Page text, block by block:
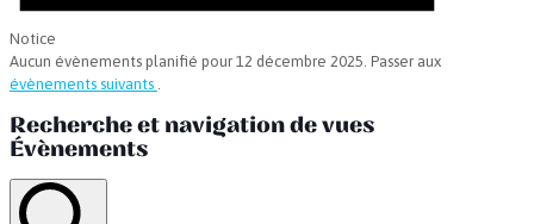
Notice
Aucun évènements planifié pour 12 décembre 2025. Passer aux
évènements suivants
Recherche et navigation de vues
Évènements